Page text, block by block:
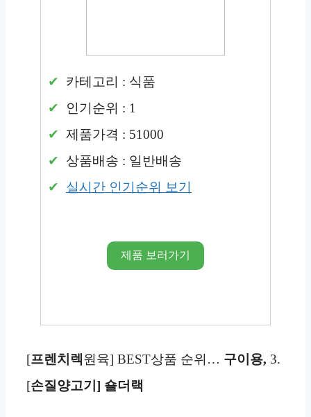
카테고리 : 식품
인기순위 : 1
제품가격 : 51000
상품배송 : 일반배송
실시간 인기순위 보기
제품 보러가기
[프렌치렉 원육] BEST상품 순위… 구이용, 3.
[손질양고기] 숄더랙